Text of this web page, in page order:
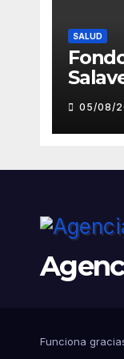
SALUD
para
05/08/
Funciona